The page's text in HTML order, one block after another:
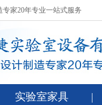
专家20年专业一站式服务
实验室家具